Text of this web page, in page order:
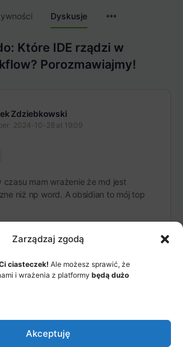
Zarządzaj zgodą
ciasteczek! Ale możesz sprawić, że
i wrażenia z platformy będą dużo
Akceptuję
Dyskusje
Które IDE rządzi w
Porozmawiajmy!
Zdziebkowski
2024-10-28 at 19:09
mam wrażenie że md jest
niż np word. A obsidian to mój top
MENU